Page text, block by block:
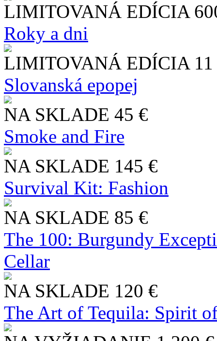
LIMITOVANÁ EDÍCIA
Roky a dni
LIMITOVANÁ EDÍCIA
Slo​vanská epopej
NA SKLADE 45 €
Smoke and Fire
NA SKLADE 145 €
Survival Kit: Fashion
NA SKLADE 85 €
The 100: Burgundy
Cellar
NA SKLADE 120 €
The Art of Tequila: Spirit